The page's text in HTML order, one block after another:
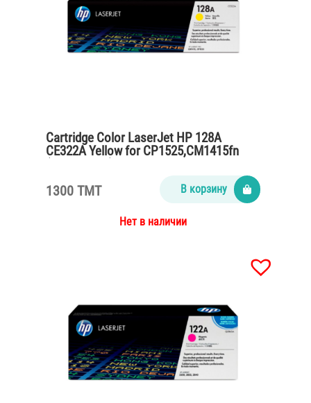
Cartridge Color LaserJet HP 128A
CE322A Yellow for CP1525,CM1415fn
1300 TMT В корзину
Нет в наличии